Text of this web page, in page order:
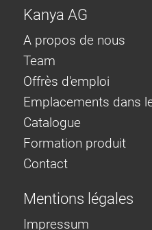
Kanya AG
A propos de nous
Team
Offrès d'emploi
Emplacements dans
Catalogue
Formation produit
Contact
Mentions légales
Impressum